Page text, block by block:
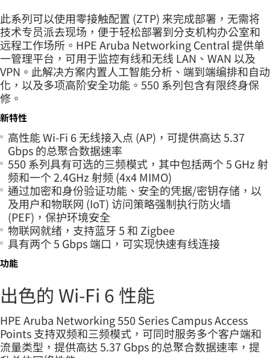
此系列可以使用零接触配置 (ZTP) 来完成部署，无需将
技术专员派去现场，便于轻松部署到分支机构办公室和
远程工作场所。HPE Aruba Networking Central 提供单
一管理平台，可用于监控有线和无线 LAN、WAN 以及
VPN。此解决方案内置人工智能分析、端到端编排和自动
化，以及多项高阶安全功能。550 系列包含有限终身保
修。
新特性
高性能 Wi-Fi 6 无线接入点 (AP)，可提供高达 5.37
Gbps 的总聚合数据速率
550 系列具有可选的三频模式，其中包括两个 5 GHz 射
频和一个 2.4GHz 射频 (4x4 MIMO)
通过加密和身份验证功能、安全的凭据/密钥存储，以
及用户和物联网 (IoT) 访问策略强制执行防火墙
(PEF)，保护环境安全
物联网就绪，支持蓝牙 5 和 Zigbee
具有两个 5 Gbps 端口，可实现快速有线连接
功能
出色的 Wi-Fi 6 性能
HPE Aruba Networking 550 Series Campus Access
Points 支持双频和三频模式，可同时服务多个客户端和
流量类型，提供高达 5.37 Gbps 的总聚合数据速率，提